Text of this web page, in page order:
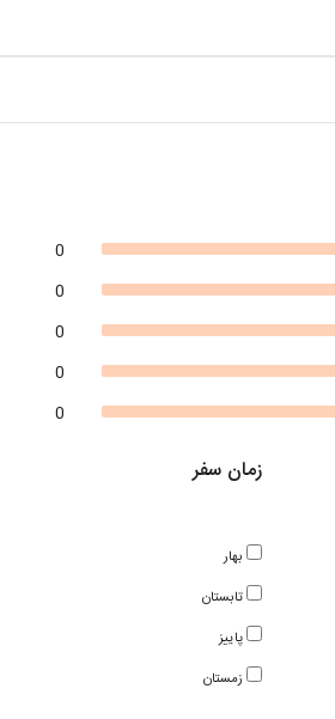
0
0
0
0
0
زمان سفر
بهار
تابستان
پاییز
زمستان